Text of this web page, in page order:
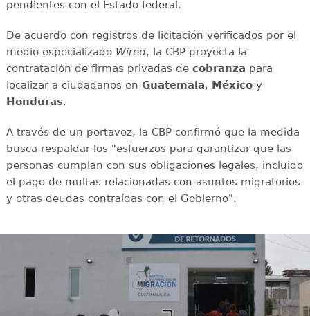
pendientes con el Estado federal.
De acuerdo con registros de licitación verificados por el
medio especializado Wired, la CBP proyecta la
contratación de firmas privadas de cobranza para
localizar a ciudadanos en Guatemala, Méxicoy
Honduras.
A través de un portavoz, la CBP confirmó que la medida
busca respaldar los "esfuerzos para garantizar que las
personas cumplan con sus obligaciones legales, incluido
el pago de multas relacionadas con asuntos migratorios
y otras deudas contraídas con el Gobierno".